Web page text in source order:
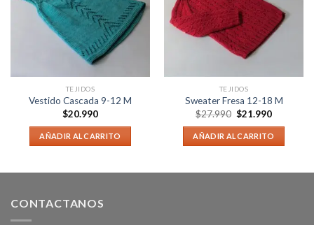
TEJIDOS
Vestido Cascada 9-12 M
$20.990
AÑADIR AL CARRITO
TEJIDOS
Sweater Fresa 12-18 M
$27.990 $21.990
AÑADIR AL CARRITO
CONTACTANOS